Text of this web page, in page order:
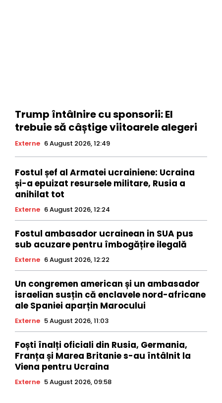
Trump întâlnire cu sponsorii: El
trebuie să câștige viitoarele alegeri
Externe 6 August 2026, 12:49
Fostul șef al Armatei ucrainiene: Ucraina
și-a epuizat resursele militare, Rusia a
anihilat tot
Externe 6 August 2026, 12:24
Fostul ambasador ucrainean in SUA pus
sub acuzare pentru îmbogățire ilegală
Externe 6 August 2026, 12:22
Un congremen american și un ambasador
israelian susțin că enclavele nord-africane
ale Spaniei aparțin Marocului
Externe 5 August 2026, 11:03
Foști înalți oficiali din Rusia, Germania,
Franța și Marea Britanie s-au întâlnit la
Viena pentru Ucraina
Externe 5 August 2026, 09:58